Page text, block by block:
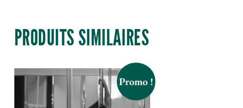
PRODUITS SIMILAIRES
Promo !